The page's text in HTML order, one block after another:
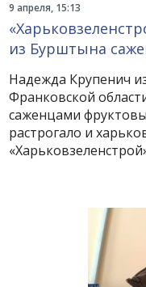
9 апреля, 15:13
из Бурштына
Надежда Крупенич
Франковской
саженцами
растрогало и